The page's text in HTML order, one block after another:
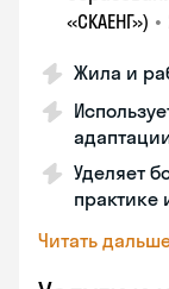
«СКАЕНГ») •
Жила и
Уделяет
практике
Читать